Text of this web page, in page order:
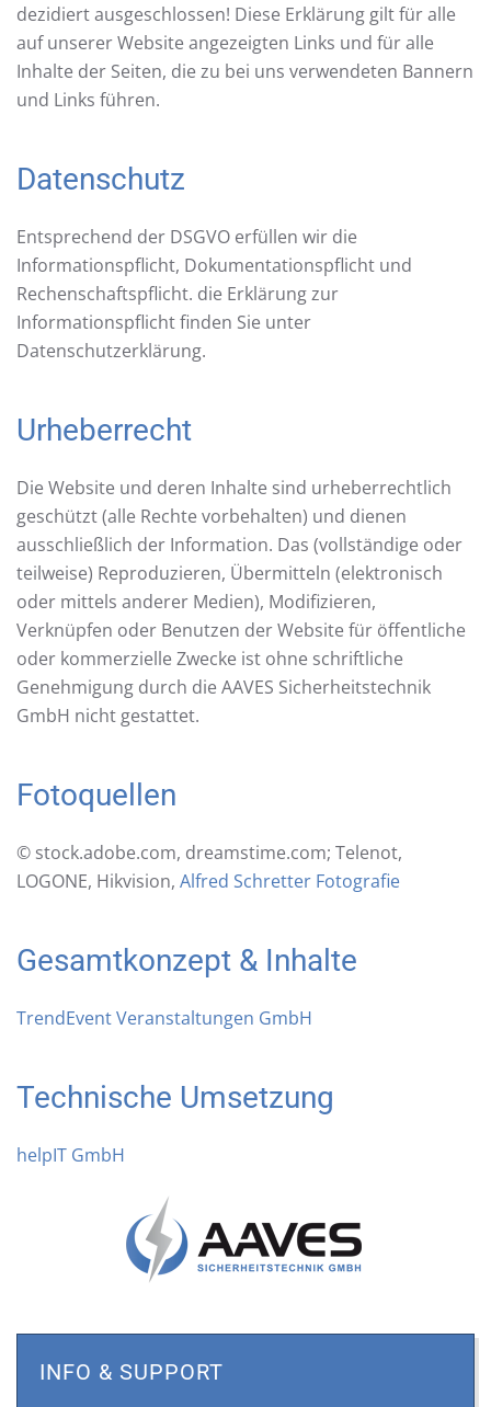
dezidiert ausgeschlossen! Diese Erklärung gilt für alle
auf unserer Website angezeigten Links und für alle
Inhalte der Seiten, die zu bei uns verwendeten Bannern
und Links führen.
Datenschutz
Entsprechend der DSGVO erfüllen wir die
Informationspflicht, Dokumentationspflicht und
Rechenschaftspflicht. die Erklärung zur
Informationspflicht finden Sie unter
Datenschutzerklärung.
Urheberrecht
Die Website und deren Inhalte sind urheberrechtlich
geschützt (alle Rechte vorbehalten) und dienen
ausschließlich der Information. Das (vollständige oder
teilweise) Reproduzieren, Übermitteln (elektronisch
oder mittels anderer Medien), Modifizieren,
Verknüpfen oder Benutzen der Website für öffentliche
oder kommerzielle Zwecke ist ohne schriftliche
Genehmigung durch die AAVES Sicherheitstechnik
GmbH nicht gestattet.
Fotoquellen
© stock.adobe.com, dreamstime.com; Telenot,
LOGONE, Hikvision, Alfred Schretter Fotografie
Gesamtkonzept & Inhalte
TrendEvent Veranstaltungen GmbH
Technische Umsetzung
helpIT GmbH
INFO & SUPPORT